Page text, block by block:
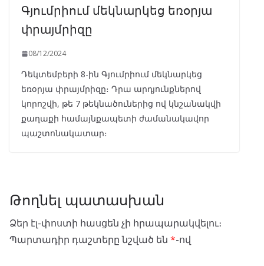
Գյումրիում մեկնարկեց եռօրյա
փրայմրիզը
08/12/2024
Դեկտեմբերի 8-ին Գյումրիում մեկնարկեց
եռօրյա փրայմրիզը։ Դրա արդյունքներով
կորոշվի, թե 7 թեկնածուներից ով կնշանակվի
քաղաքի համայնքապետի ժամանակավոր
պաշտոնակատար։
Թողնել պատասխան
Ձեր էլ-փոստի հասցեն չի հրապարակվելու։
Պարտադիր դաշտերը նշված են *-ով